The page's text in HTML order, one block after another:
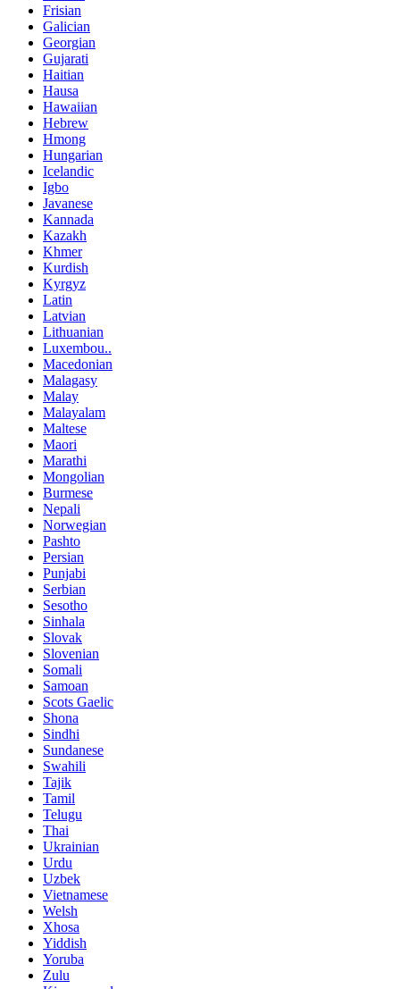
Frisian
Galician
Georgian
Gujarati
Haitian
Hausa
Hawaiian
Hebrew
Hmong
Hungarian
Icelandic
Igbo
Javanese
Kannada
Kazakh
Khmer
Kurdish
Kyrgyz
Latin
Latvian
Lithuanian
Luxembou..
Macedonian
Malagasy
Malay
Malayalam
Maltese
Maori
Marathi
Mongolian
Burmese
Nepali
Norwegian
Pashto
Persian
Punjabi
Serbian
Sesotho
Sinhala
Slovak
Slovenian
Somali
Samoan
Scots Gaelic
Shona
Sindhi
Sundanese
Swahili
Tajik
Tamil
Telugu
Thai
Ukrainian
Urdu
Uzbek
Vietnamese
Welsh
Xhosa
Yiddish
Yoruba
Zulu